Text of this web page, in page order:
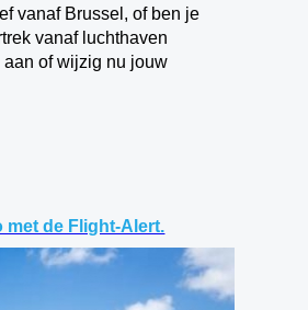
vanaf Brussel, of ben je
vanaf luchthaven
of wijzig nu jouw
met de Flight-Alert.